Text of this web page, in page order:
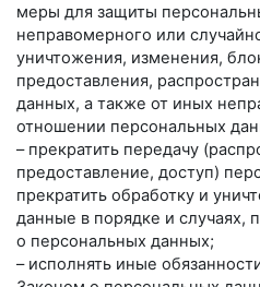
меры для защиты
неправомерного или
уничтожения, изменения,
предоставления,
данных, а также от иных
отношении персональных
– прекратить передачу
предоставление, доступ)
прекратить обработку и
данные в порядке и случаях,
о персональных данных;
– исполнять иные